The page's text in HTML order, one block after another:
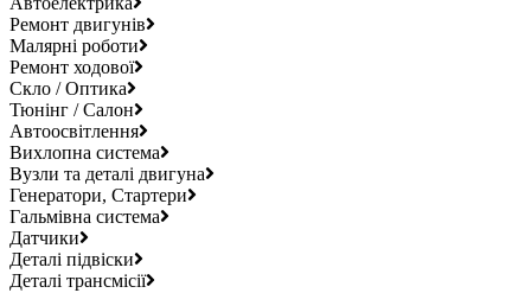
Ремонт двигунів
Малярні роботи
Ремонт ходової
Скло / Оптика
Тюнінг / Салон
Автоосвітлення
Вихлопна система
Вузли та деталі двигуна
Генератори, Стартери
Гальмівна система
Датчики
Деталі підвіски
Деталі трансмісії